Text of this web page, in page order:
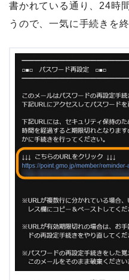
書かれている通り、24時
うので、一気に手続きを